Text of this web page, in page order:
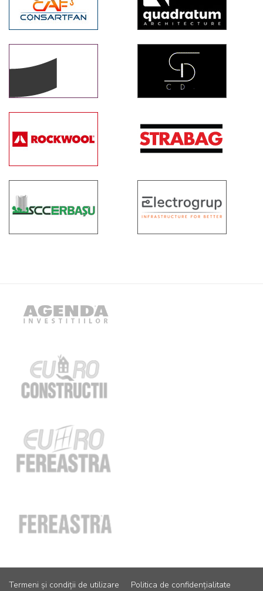
Termeni și condiții de utilizare
Politica de confidențialitate